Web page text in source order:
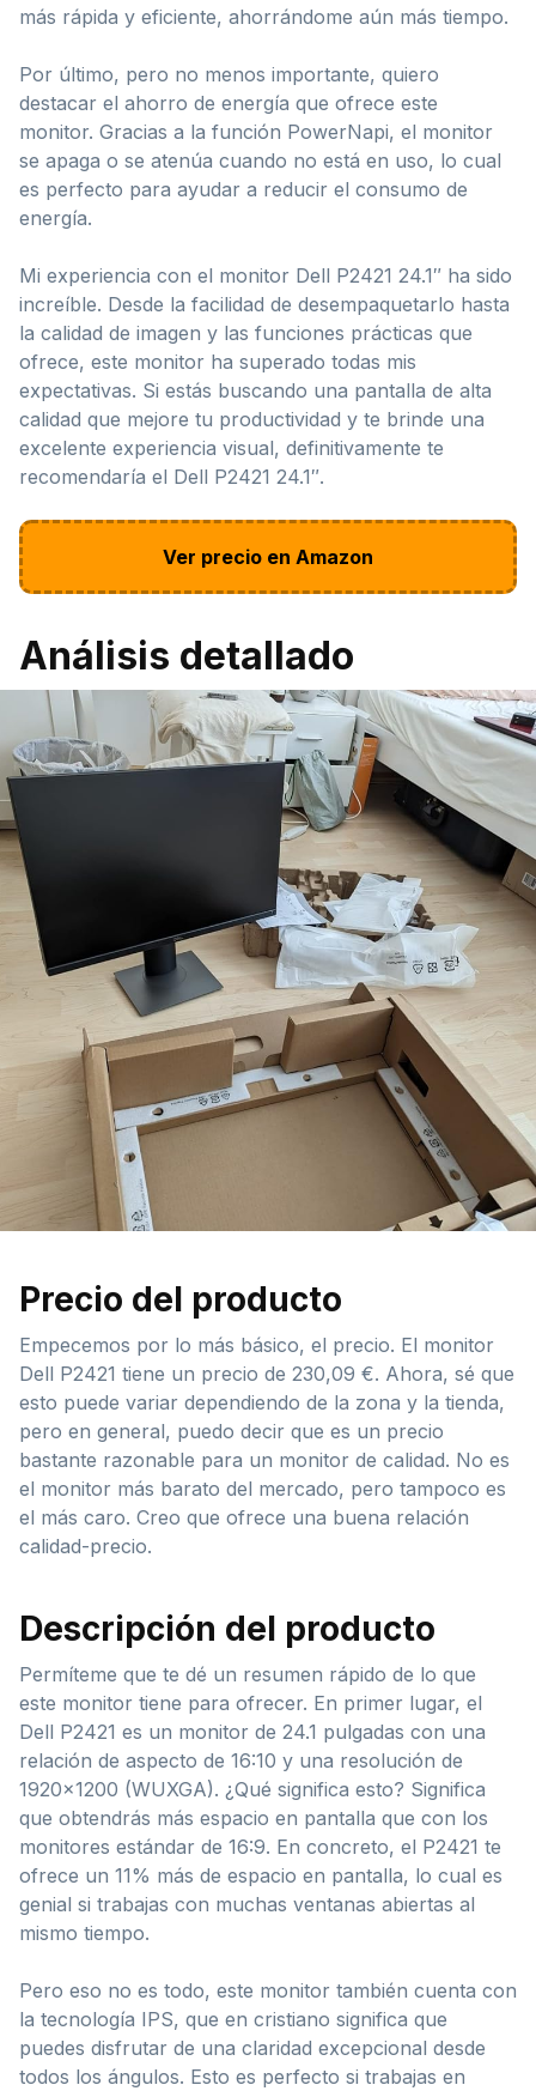
más rápida y eficiente, ahorrándome aún más tiempo.
Por último, pero no menos importante, quiero
destacar el ahorro de energía que ofrece este
monitor. Gracias a la función PowerNapi, el monitor
se apaga o se atenúa cuando no está en uso, lo cual
es perfecto para ayudar a reducir el consumo de
energía.
Mi experiencia con el monitor Dell P2421 24.1″ ha sido
increíble. Desde la facilidad de desempaquetarlo hasta
la calidad de imagen y las funciones prácticas que
ofrece, este monitor ha superado todas mis
expectativas. Si estás buscando una pantalla de alta
calidad que mejore tu productividad y te brinde una
excelente experiencia visual, definitivamente te
recomendaría el Dell P2421 24.1″.
Ver precio en Amazon
Análisis detallado
Precio del producto
Empecemos por lo más básico, el precio. El monitor
Dell P2421 tiene un precio de 230,09 €. Ahora, sé que
esto puede variar dependiendo de la zona y la tienda,
pero en general, puedo decir que es un precio
bastante razonable para un monitor de calidad. No es
el monitor más barato del mercado, pero tampoco es
el más caro. Creo que ofrece una buena relación
calidad-precio.
Descripción del producto
Permíteme que te dé un resumen rápido de lo que
este monitor tiene para ofrecer. En primer lugar, el
Dell P2421 es un monitor de 24.1 pulgadas con una
relación de aspecto de 16:10 y una resolución de
1920×1200 (WUXGA). ¿Qué significa esto? Significa
que obtendrás más espacio en pantalla que con los
monitores estándar de 16:9. En concreto, el P2421 te
ofrece un 11% más de espacio en pantalla, lo cual es
genial si trabajas con muchas ventanas abiertas al
mismo tiempo.
Pero eso no es todo, este monitor también cuenta con
la tecnología IPS, que en cristiano significa que
puedes disfrutar de una claridad excepcional desde
todos los ángulos. Esto es perfecto si trabajas en